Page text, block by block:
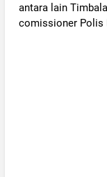
antara lain
comissioner Polis